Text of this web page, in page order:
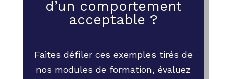
d’un comportement
acceptable ?
Faites défiler ces exemples tirés de
nos modules de formation, évaluez